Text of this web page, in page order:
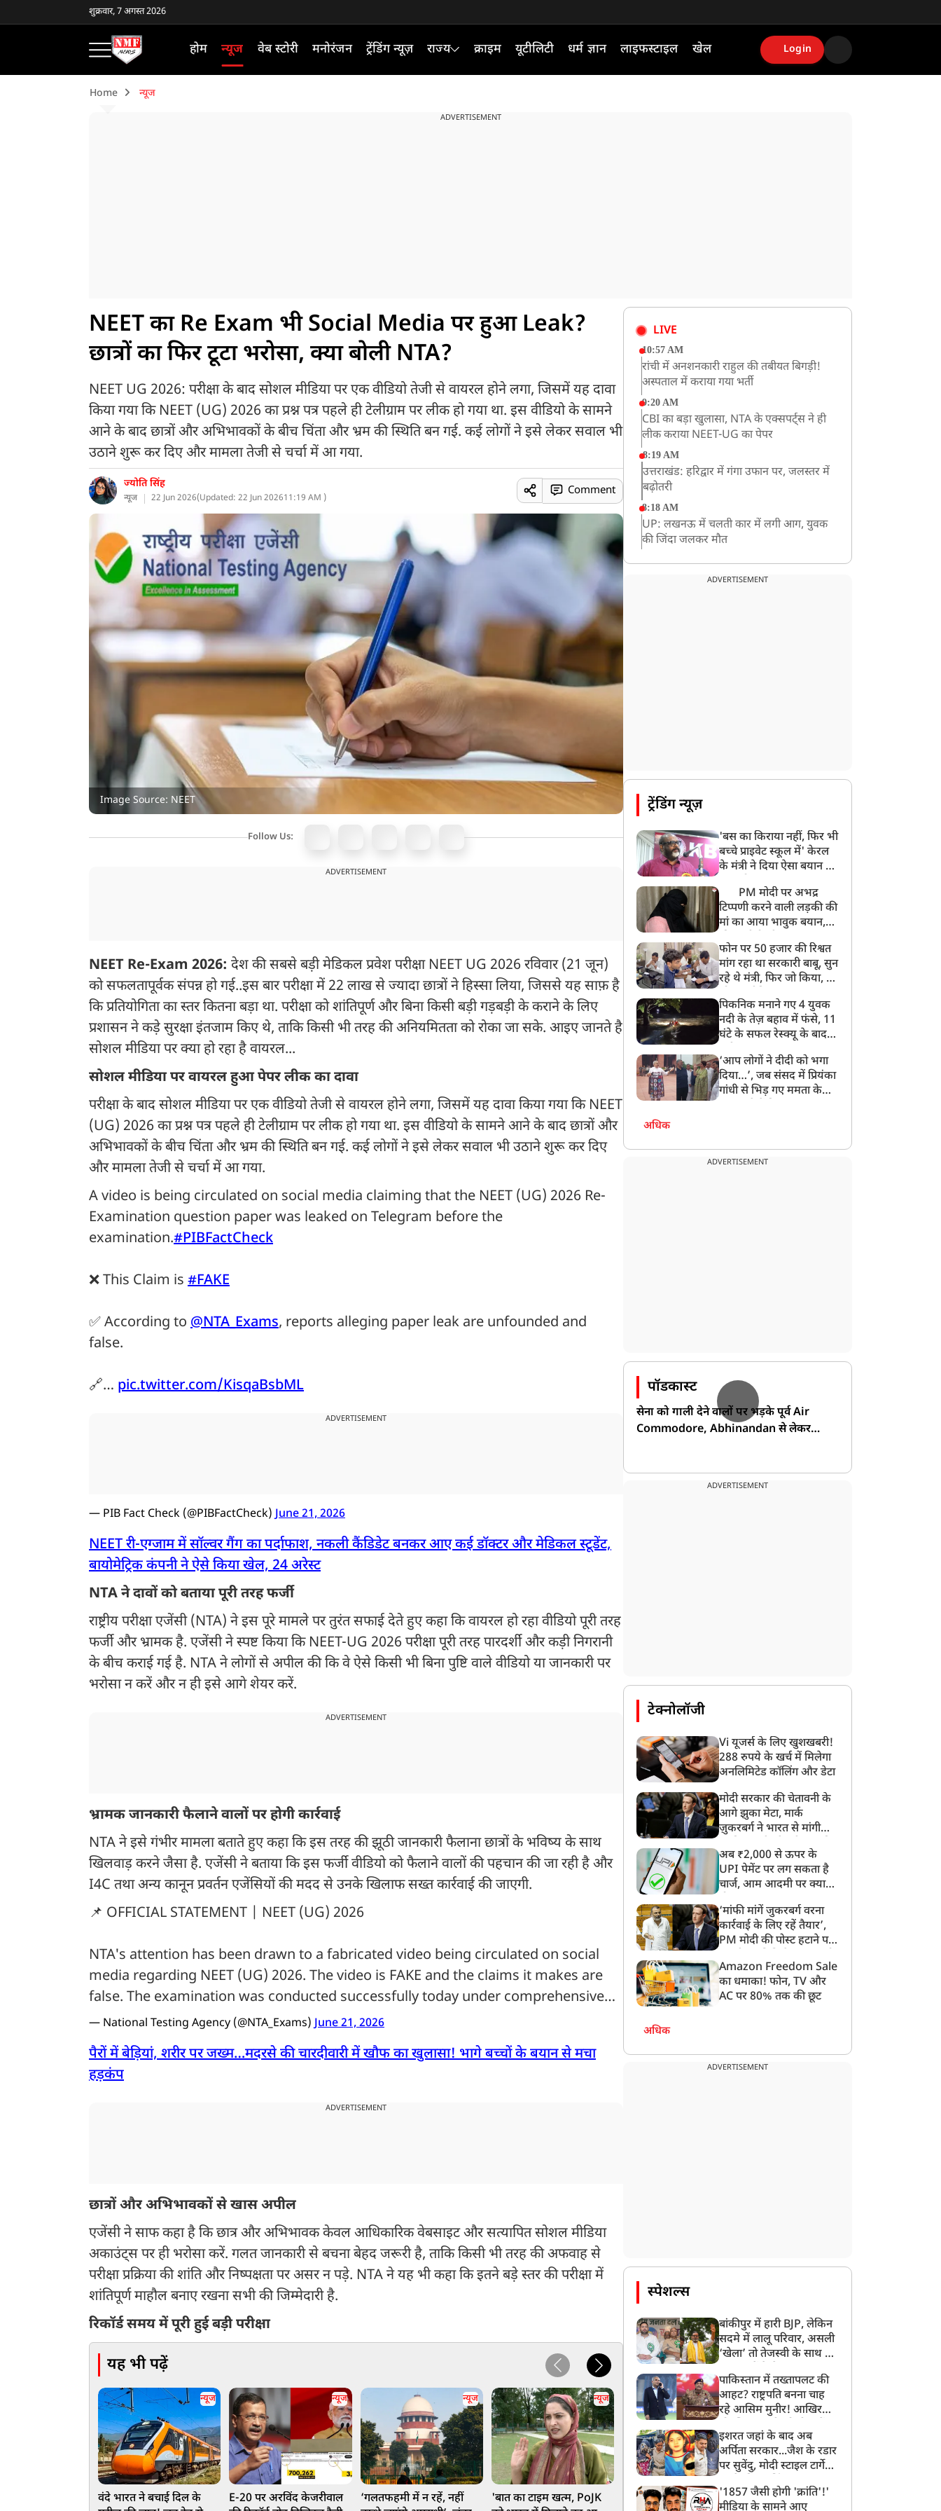
शुक्रवार, 7 अगस्त 2026
होम न्यूज वेब स्टोरी मनोरंजन ट्रेंडिंग न्यूज़ राज्य क्राइम यूटीलिटी धर्म ज्ञान लाइफस्टाइल खेल Login
Home न्यूज
ADVERTISEMENT
NEET का Re Exam भी Social Media पर हुआ Leak?
छात्रों का फिर टूटा भरोसा, क्या बोली NTA?
NEET UG 2026: परीक्षा के बाद सोशल मीडिया पर एक वीडियो तेजी से वायरल होने लगा, जिसमें यह दावा
किया गया कि NEET (UG) 2026 का प्रश्न पत्र पहले ही टेलीग्राम पर लीक हो गया था. इस वीडियो के सामने
आने के बाद छात्रों और अभिभावकों के बीच चिंता और भ्रम की स्थिति बन गई. कई लोगों ने इसे लेकर सवाल भी
उठाने शुरू कर दिए और मामला तेजी से चर्चा में आ गया.
ज्योति सिंह
न्यूज 22 Jun 2026(Updated: 22 Jun 202611:19 AM )
Comment
Image Source: NEET
Follow Us:
ADVERTISEMENT
NEET Re-Exam 2026: देश की सबसे बड़ी मेडिकल प्रवेश परीक्षा NEET UG 2026 रविवार (21 जून)
को सफलतापूर्वक संपन्न हो गई..इस बार परीक्षा में 22 लाख से ज्यादा छात्रों ने हिस्सा लिया, जिससे यह साफ़ है
कि प्रतियोगिता का स्तर कितना बड़ा था. परीक्षा को शांतिपूर्ण और बिना किसी बड़ी गड़बड़ी के कराने के लिए
प्रशासन ने कड़े सुरक्षा इंतजाम किए थे, ताकि किसी भी तरह की अनियमितता को रोका जा सके. आइए जानते है
सोशल मीडिया पर क्या हो रहा है वायरल...
सोशल मीडिया पर वायरल हुआ पेपर लीक का दावा
परीक्षा के बाद सोशल मीडिया पर एक वीडियो तेजी से वायरल होने लगा, जिसमें यह दावा किया गया कि NEET
(UG) 2026 का प्रश्न पत्र पहले ही टेलीग्राम पर लीक हो गया था. इस वीडियो के सामने आने के बाद छात्रों और
अभिभावकों के बीच चिंता और भ्रम की स्थिति बन गई. कई लोगों ने इसे लेकर सवाल भी उठाने शुरू कर दिए
और मामला तेजी से चर्चा में आ गया.
A video is being circulated on social media claiming that the NEET (UG) 2026 Re-
Examination question paper was leaked on Telegram before the
examination.#PIBFactCheck
❌ This Claim is #FAKE
✅ According to @NTA_Exams, reports alleging paper leak are unfounded and
false.
🔗… pic.twitter.com/KisqaBsbML
ADVERTISEMENT
— PIB Fact Check (@PIBFactCheck)June 21, 2026
NEET री-एग्जाम में सॉल्वर गैंग का पर्दाफाश, नकली कैंडिडेट बनकर आए कई डॉक्टर और मेडिकल स्टूडेंट,
बायोमेट्रिक कंपनी ने ऐसे किया खेल, 24 अरेस्ट
NTA ने दावों को बताया पूरी तरह फर्जी
राष्ट्रीय परीक्षा एजेंसी (NTA) ने इस पूरे मामले पर तुरंत सफाई देते हुए कहा कि वायरल हो रहा वीडियो पूरी तरह
फर्जी और भ्रामक है. एजेंसी ने स्पष्ट किया कि NEET-UG 2026 परीक्षा पूरी तरह पारदर्शी और कड़ी निगरानी
के बीच कराई गई है. NTA ने लोगों से अपील की कि वे ऐसे किसी भी बिना पुष्टि वाले वीडियो या जानकारी पर
भरोसा न करें और न ही इसे आगे शेयर करें.
ADVERTISEMENT
भ्रामक जानकारी फैलाने वालों पर होगी कार्रवाई
NTA ने इसे गंभीर मामला बताते हुए कहा कि इस तरह की झूठी जानकारी फैलाना छात्रों के भविष्य के साथ
खिलवाड़ करने जैसा है. एजेंसी ने बताया कि इस फर्जी वीडियो को फैलाने वालों की पहचान की जा रही है और
I4C तथा अन्य कानून प्रवर्तन एजेंसियों की मदद से उनके खिलाफ सख्त कार्रवाई की जाएगी.
📌 OFFICIAL STATEMENT | NEET (UG) 2026
NTA's attention has been drawn to a fabricated video being circulated on social
media regarding NEET (UG) 2026. The video is FAKE and the claims it makes are
false. The examination was conducted successfully today under comprehensive…
— National Testing Agency (@NTA_Exams)June 21, 2026
पैरों में बेड़ियां, शरीर पर जख्म…मदरसे की चारदीवारी में खौफ का खुलासा! भागे बच्चों के बयान से मचा
हड़कंप
ADVERTISEMENT
छात्रों और अभिभावकों से खास अपील
एजेंसी ने साफ कहा है कि छात्र और अभिभावक केवल आधिकारिक वेबसाइट और सत्यापित सोशल मीडिया
अकाउंट्स पर ही भरोसा करें. गलत जानकारी से बचना बेहद जरूरी है, ताकि किसी भी तरह की अफवाह से
परीक्षा प्रक्रिया की शांति और निष्पक्षता पर असर न पड़े. NTA ने यह भी कहा कि इतने बड़े स्तर की परीक्षा में
शांतिपूर्ण माहौल बनाए रखना सभी की जिम्मेदारी है.
रिकॉर्ड समय में पूरी हुई बड़ी परीक्षा
यह भी पढ़ें
न्यूज
वंदे भारत ने बचाई दिल के
न्यूज
E-20 पर अरविंद केजरीवाल
न्यूज
‘गलतफहमी में न रहें, नहीं
न्यूज
'बात का टाइम खत्म, PoJK
न्यूज
फुकेत-दिल्ली एअर इंडिया
तहलका के पूर्व एडिटर तरुण
LIVE
10:57 AM
रांची में अनशनकारी राहुल की तबीयत बिगड़ी!
अस्पताल में कराया गया भर्ती
9:20 AM
CBI का बड़ा खुलासा, NTA के एक्सपर्ट्स ने ही
लीक कराया NEET-UG का पेपर
8:19 AM
उत्तराखंड: हरिद्वार में गंगा उफान पर, जलस्तर में
बढ़ोतरी
8:18 AM
UP: लखनऊ में चलती कार में लगी आग, युवक
की जिंदा जलकर मौत
ADVERTISEMENT
ट्रेंडिंग न्यूज़
'बस का किराया नहीं, फिर भी
बच्चे प्राइवेट स्कूल में' केरल
के मंत्री ने दिया ऐसा बयान की
PM मोदी पर अभद्र
टिप्पणी करने वाली लड़की की
मां का आया भावुक बयान,
बेटी को गोद लें प्रधानमंत्री
फोन पर 50 हजार की रिश्वत
मांग रहा था सरकारी बाबू, सुन
रहे थे मंत्री, फिर जो किया, वो
पिकनिक मनाने गए 4 युवक
नदी के तेज़ बहाव में फंसे, 11
घंटे के सफल रेस्क्यू के बाद
‘आप लोगों ने दीदी को भगा
दिया…’, जब संसद में प्रियंका
गांधी से भिड़ गए ममता के
अधिक
ADVERTISEMENT
पॉडकास्ट
सेना को गाली देने वालों पर भड़के पूर्व Air
Commodore, Abhinandan से लेकर
ADVERTISEMENT
टेक्नोलॉजी
Vi यूजर्स के लिए खुशखबरी!
288 रुपये के खर्च में मिलेगा
अनलिमिटेड कॉलिंग और डेटा
मोदी सरकार की चेतावनी के
आगे झुका मेटा, मार्क
ज़ुकरबर्ग ने भारत से मांगी
अब ₹2,000 से ऊपर के
UPI पेमेंट पर लग सकता है
चार्ज, आम आदमी पर क्या
‘मांफी मांगें जुकरबर्ग वरना
कार्रवाई के लिए रहें तैयार’,
PM मोदी की पोस्ट हटाने पर
लगाई फटकार
Amazon Freedom Sale
का धमाका! फोन, TV और
AC पर 80% तक की छूट
अधिक
ADVERTISEMENT
स्पेशल्स
बांकीपुर में हारी BJP, लेकिन
सदमे में लालू परिवार, असली
‘खेला’ तो तेजस्वी के साथ हो
पाकिस्तान में तख्तापलट की
आहट? राष्ट्रपति बनना चाह
रहे आसिम मुनीर! आखिर
बनाया मोहरा?
इशरत जहां के बाद अब
अर्पिता सरकार...जैश के रडार
पर सुवेंदु, मोदी स्टाइल टार्गेट
बड़ा एक्शन!
'1857 जैसी होगी 'क्रांति'!'
मीडिया के सामने आए